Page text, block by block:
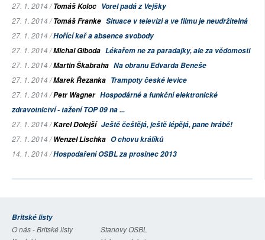
27. 1. 2014 /Tomáš Koloc Vorel padá zVejšky
27. 1. 2014 /Tomáš Franke Situace v televizi a ve filmu je neudržitelná
27. 1. 2014 /Hořící keř a absence svobody
27. 1. 2014 /Michal Giboda Lékařem ne za paradajky, ale za vědomosti
27. 1. 2014 /Martin Škabraha Na obranu Edvarda Beneše
27. 1. 2014 /Marek Řezanka Trampoty české levice
27. 1. 2014 /Petr Wagner Hospodárné a funkční elektronické
zdravotnictví - tažení TOP 09 na ...
27. 1. 2014 /Karel Dolejší Ještě češtějá, ještě lépějá, pane hrábě!
27. 1. 2014 /Wenzel Lischka O chovu králíků
14. 1. 2014 /Hospodaření OSBL za prosinec 2013
Britské listy
O nás - Britské listy
Stanovy OSBL